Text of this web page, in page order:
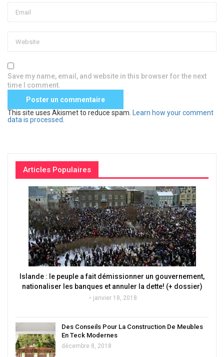
Save my name, email, and website in this browser for the next
time I comment.
This site uses Akismet to reduce spam.
Learn how your comment
data is processed
Articles Populaires
Islande : le peuple a fait démissionner un gouvernement,
nationaliser les banques et annuler la dette! (+ dossier)
janvier 18, 2018
Des Conseils Pour La Construction De Meubles
En Teck Modernes
décembre 8, 2018